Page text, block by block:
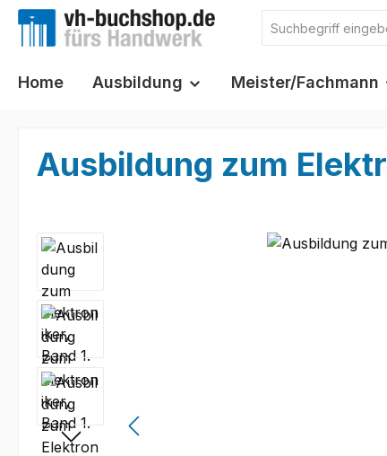
Hauptinhalt springen
Zur Suche springen
Zur Hauptnavigation springen
Home Ausbildung Meister/Fachmann
Ausbildung zum
Bildergalerie überspringen